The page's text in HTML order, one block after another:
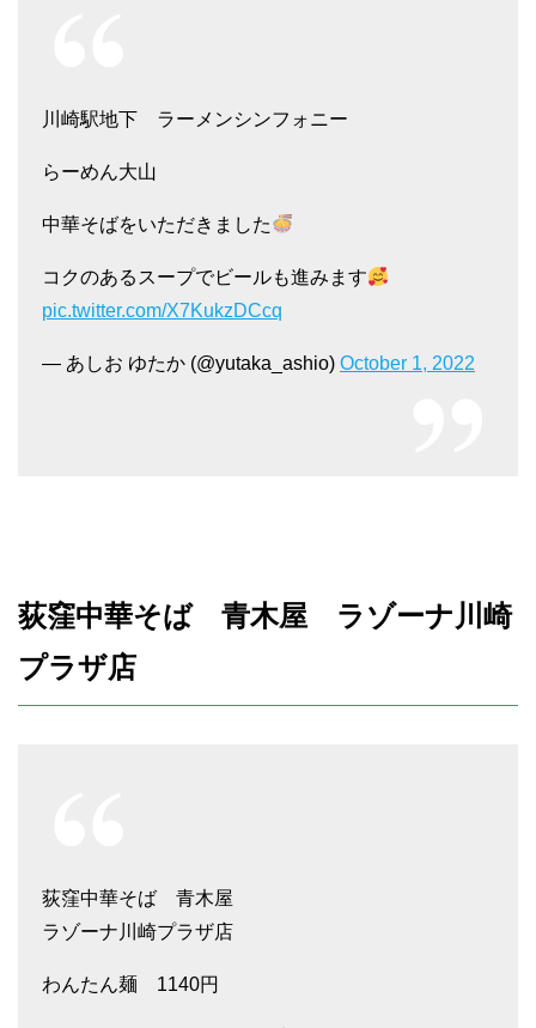
川崎駅地下 ラーメンシンフォニー
らーめん大山
中華そばをいただきました
コクのあるスープでビールも進みます
pic.twitter.com/X7KukzDCcq
— あしお ゆたか (@yutaka_ashio) October 1, 2022
荻窪中華そば 青木屋 ラゾーナ川崎
プラザ店
荻窪中華そば 青木屋
ラゾーナ川崎プラザ店
わんたん麺 1140円